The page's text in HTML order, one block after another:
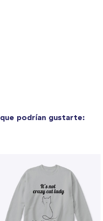
que podrían gustarte: